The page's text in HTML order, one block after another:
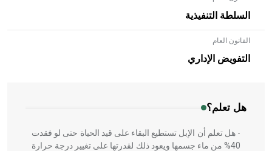
السلطة التنفيذية
القانون العام
التفويض الإداري
هل تعلم؟
- هل تعلم أن الأبلق نوع من الفنون الهندسية التي ارتبطت
بالعمارة الإسلامية في بلاد الشام ومصر خاصة، حيث يحرص
المعمار على بناء مداميكه وخاصة في الواجهات
- هل تعلم أن الإبل تستطيع البقاء على قيد الحياة حتى لو فقدت
40% من ماء جسمها ويعود ذلك لقدرتها على تغيير درجة حرارة